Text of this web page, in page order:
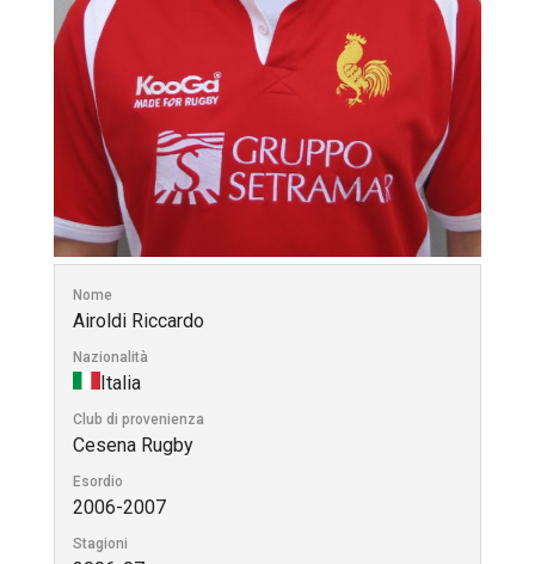
Nome
Airoldi Riccardo
Nazionalità
Italia
Club di provenienza
Cesena Rugby
Esordio
2006-2007
Stagioni